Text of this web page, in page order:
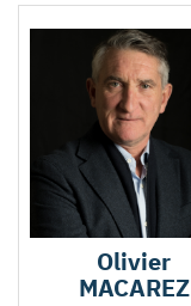
Olivier
MACAREZ